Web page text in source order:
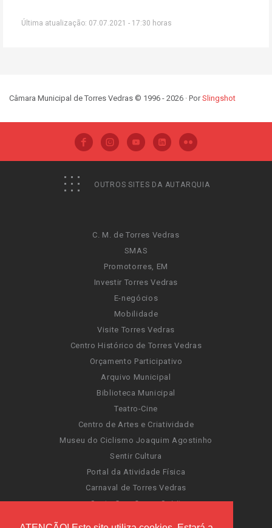
Última atualização: 07.07.2021 - 17:30 horas
Câmara Municipal de Torres Vedras © 1996 - 2026 · PorSlingshot
OUTROS SITES DA AUTARQUIA
C. M. de Torres Vedras
SMAS
Promotorres, EM
Investir Torres Vedras
E-negócios
Mobilidade
Visite Torres Vedras
Centro Histórico de Torres Vedras
Orçamento Participativo
Arquivo Municipal
Biblioteca Municipal
Teatro-Cine
Centro de Artes e Criatividade
Museu do Ciclismo Joaquim Agostinho
Sentir Cultura
Portal da Atividade Física
Carnaval de Torres Vedras
Santa Cruz Ocean Spirit